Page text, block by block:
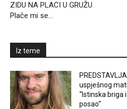
ZIDU NA PLACI U GRUŽU
Plače mi se…
Iz teme
uspješnog
“Istinska briga
posao“